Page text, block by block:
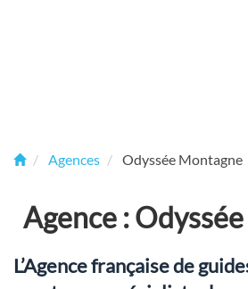
Agences Odyssée Montagne
Agence :
L’Agence française de